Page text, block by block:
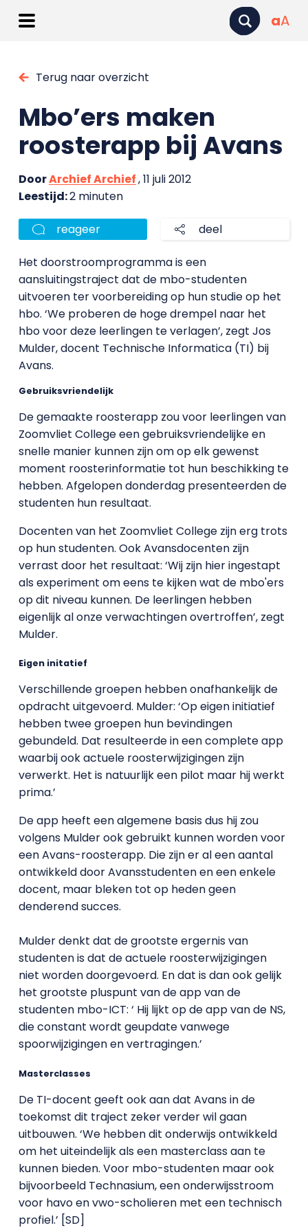
aA
Terug naar overzicht
Mbo’ers maken
roosterapp bij Avans
DoorArchief Archief, 11 juli 2012
Leestijd:2 minuten
reageer deel
Het doorstroomprogramma is een
aansluitingstraject dat de mbo-studenten
uitvoeren ter voorbereiding op hun studie op het
hbo. ‘We proberen de hoge drempel naar het
hbo voor deze leerlingen te verlagen’, zegt Jos
Mulder, docent Technische Informatica (TI) bij
Avans.
Gebruiksvriendelijk
De gemaakte roosterapp zou voor leerlingen van
Zoomvliet College een gebruiksvriendelijke en
snelle manier kunnen zijn om op elk gewenst
moment roosterinformatie tot hun beschikking te
hebben. Afgelopen donderdag presenteerden de
studenten hun resultaat.
Docenten van het Zoomvliet College zijn erg trots
op hun studenten. Ook Avansdocenten zijn
verrast door het resultaat: ‘Wij zijn hier ingestapt
als experiment om eens te kijken wat de mbo'ers
op dit niveau kunnen. De leerlingen hebben
eigenlijk al onze verwachtingen overtroffen’, zegt
Mulder.
Eigen initatief
Verschillende groepen hebben onafhankelijk de
opdracht uitgevoerd. Mulder: ‘Op eigen initiatief
hebben twee groepen hun bevindingen
gebundeld. Dat resulteerde in een complete app
waarbij ook actuele roosterwijzigingen zijn
verwerkt. Het is natuurlijk een pilot maar hij werkt
prima.’
De app heeft een algemene basis dus hij zou
volgens Mulder ook gebruikt kunnen worden voor
een Avans-roosterapp. Die zijn er al een aantal
ontwikkeld door Avansstudenten en een enkele
docent, maar bleken tot op heden geen
denderend succes.
Mulder denkt dat de grootste ergernis van
studenten is dat de actuele roosterwijzigingen
niet worden doorgevoerd. En dat is dan ook gelijk
het grootste pluspunt van de app van de
studenten mbo-ICT: ‘ Hij lijkt op de app van de NS,
die constant wordt geupdate vanwege
spoorwijzigingen en vertragingen.’
Masterclasses
De TI-docent geeft ook aan dat Avans in de
toekomst dit traject zeker verder wil gaan
uitbouwen. ‘We hebben dit onderwijs ontwikkeld
om het uiteindelijk als een masterclass aan te
kunnen bieden. Voor mbo-studenten maar ook
bijvoorbeeld Technasium, een onderwijsstroom
voor havo en vwo-scholieren met een technisch
profiel.’ [SD]